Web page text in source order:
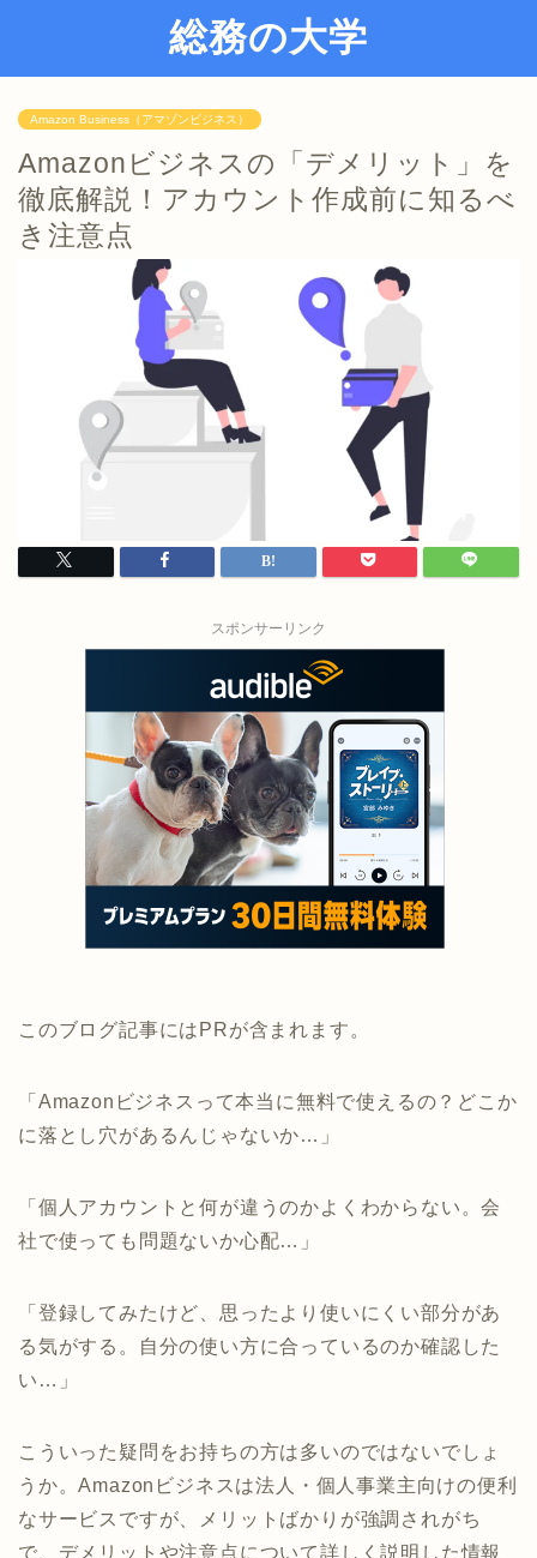
総務の大学
Amazon Business（アマゾンビジネス）
Amazonビジネスの「デメリット」を
徹底解説！アカウント作成前に知るべ
き注意点
スポンサーリンク
このブログ記事にはPRが含まれます。
「Amazonビジネスって本当に無料で使えるの？どこか
に落とし穴があるんじゃないか…」
「個人アカウントと何が違うのかよくわからない。会
社で使っても問題ないか心配…」
「登録してみたけど、思ったより使いにくい部分があ
る気がする。自分の使い方に合っているのか確認した
い…」
こういった疑問をお持ちの方は多いのではないでしょ
うか。Amazonビジネスは法人・個人事業主向けの便利
なサービスですが、メリットばかりが強調されがち
で、デメリットや注意点について詳しく説明した情報